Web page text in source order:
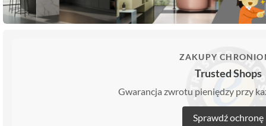
ZAKUPY
Trusted Shops
Gwarancja zwrotu pieniędzy przy
Sprawdź ochronę